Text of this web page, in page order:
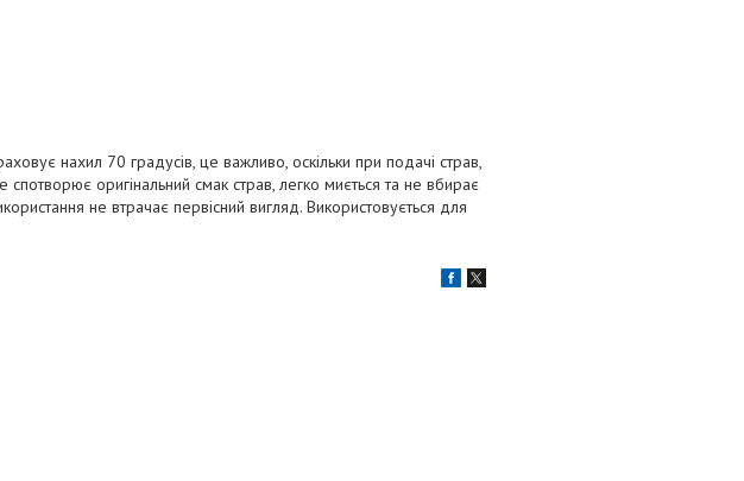
нахил 70 градусів, це важливо, оскільки при подачі страв,
спотворює оригінальний смак страв, легко миється та не вбирає
не втрачає первісний вигляд. Використовується для